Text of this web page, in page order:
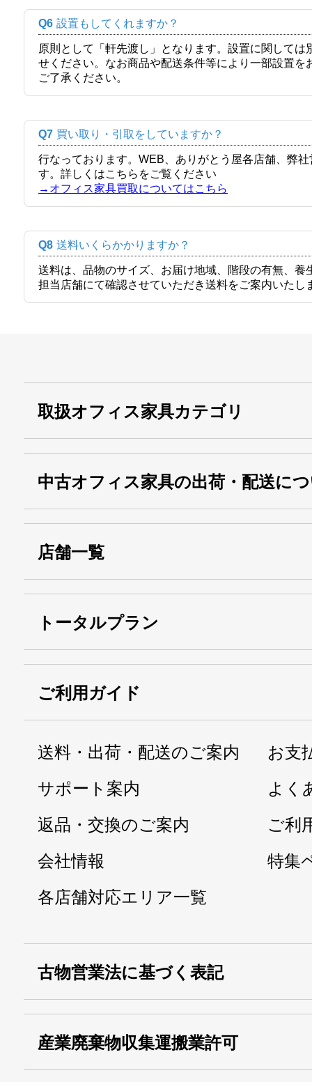
Q6 設置もしてくれますか？
原則として「軒先渡し」となります。設置に関して
せください。なお商品や配送条件等により一部設置
ご了承ください。
Q7 買い取り・引取をしていますか？
行なっております。WEB、ありがとう屋各店舗、弊
す。詳しくはこちらをご覧ください
→オフィス家具買取についてはこちら
Q8 送料いくらかかりますか？
送料は、品物のサイズ、お届け地域、階段の有無、
担当店舗にて確認させていただき送料をご案内いたし
取扱オフィス家具カテゴリ
中古オフィス家具の出荷・配送に
店舗一覧
トータルプラン
ご利用ガイド
送料・出荷・配送のご案内
お支
サポート案内
よく
返品・交換のご案内
ご利
会社情報
特集
各店舗対応エリア一覧
古物営業法に基づく表記
産業廃棄物収集運搬業許可